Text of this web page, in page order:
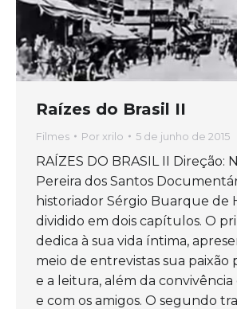
Raízes do Brasil II
Filmes Por xrilo 5 de junho de 2015
RAÍZES DO BRASIL II Direção:
Pereira dos Santos
historiador Sérgio Buarque de
dividido em dois capítulos. O
dedica à sua vida íntima,
meio de entrevistas sua paixão
e a leitura, além da convivência
e com os amigos. O segundo